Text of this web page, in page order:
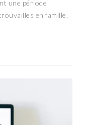
une période
en famille,